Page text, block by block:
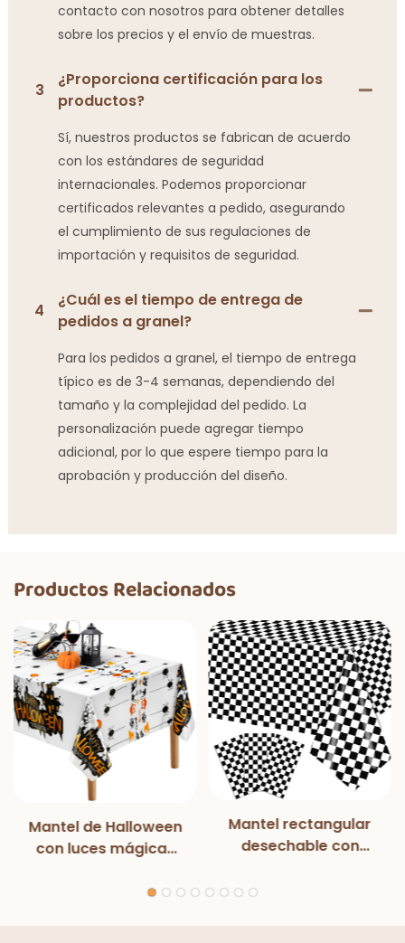
contacto con nosotros para obtener detalles
sobre los precios y el envío de muestras.
3
¿Proporciona certificación para los
productos?
Sí, nuestros productos se fabrican de acuerdo
con los estándares de seguridad
internacionales. Podemos proporcionar
certificados relevantes a pedido, asegurando
el cumplimiento de sus regulaciones de
importación y requisitos de seguridad.
4
¿Cuál es el tiempo de entrega de
pedidos a granel?
Para los pedidos a granel, el tiempo de entrega
típico es de 3-4 semanas, dependiendo del
tamaño y la complejidad del pedido. La
personalización puede agregar tiempo
adicional, por lo que espere tiempo para la
aprobación y producción del diseño.
Productos Relacionados
Mantel de Halloween
con luces mágicas
Mantel rectangular
desechable con
blanco y negro para